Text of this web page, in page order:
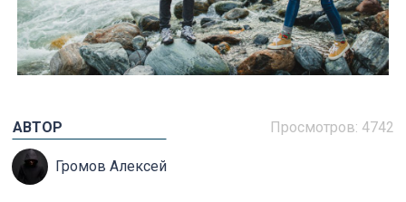
Просмотров: 4742
АВТОР
Громов Алексей